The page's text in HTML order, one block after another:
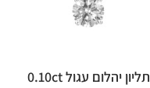
תליון יהלום עגול 0.10ct